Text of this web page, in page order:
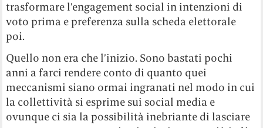
trasformare l’engagement social in intenzioni di
voto prima e preferenza sulla scheda elettorale
poi.
Quello non era che l’inizio. Sono bastati pochi
anni a farci rendere conto di quanto quei
meccanismi siano ormai ingranati nel modo in cui
la collettività si esprime sui social media e
ovunque ci sia la possibilità inebriante di lasciare